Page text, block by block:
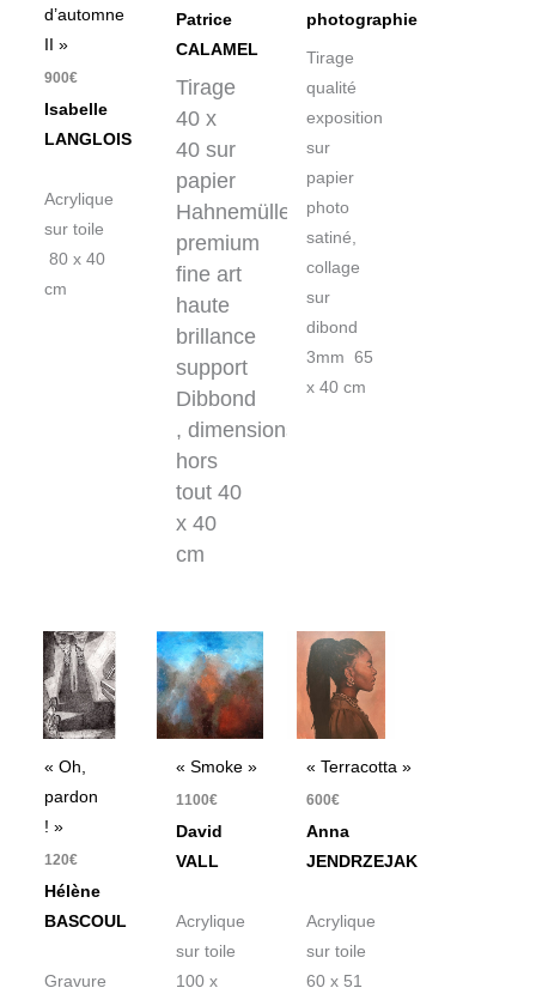
d’automne
II »
900€
Isabelle
LANGLOIS
Acrylique
sur toile
80 x 40
cm
Patrice
CALAMEL
Tirage
40 x
40 sur
papier
Hahnemülle
premium
fine art
haute
brillance
support
Dibbond
, dimensions
hors
tout 40
x 40
cm
photographie
Tirage
qualité
exposition
sur
papier
photo
satiné,
collage
sur
dibond
3mm 65
x 40 cm
« Oh,
pardon
! »
120€
Hélène
BASCOUL
Gravure
« Smoke »
1100€
David
VALL
Acrylique
sur toile
100 x
« Terracotta »
600€
Anna
JENDRZEJAK
Acrylique
sur toile
60 x 51